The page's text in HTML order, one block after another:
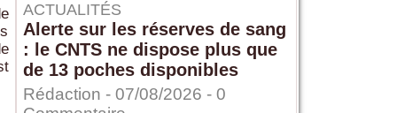
ACTUALITÉS
Alerte sur les réserves de sang
: le CNTS ne dispose plus que
de 13 poches disponibles
Rédaction - 07/08/2026 - 0